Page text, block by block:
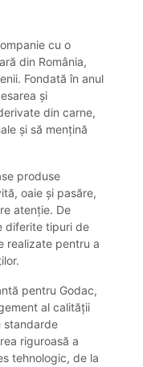
cu o
din România,
Fondată în anul
și
din carne,
și să mențină
produse
oaie și pasăre,
atenție. De
diferite tipuri de
realizate pentru a
pentru Godac,
al calității
standarde
riguroasă a
tehnologic, de la